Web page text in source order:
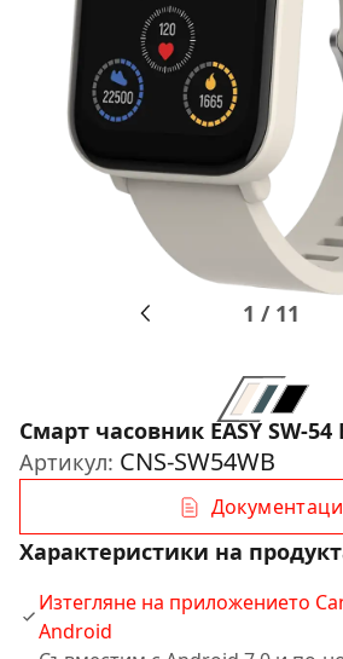
1 / 11
Смарт часовник EASY SW-54
Артикул: CNS-SW54WB
Характеристики на
Изтегляне на приложението
Android